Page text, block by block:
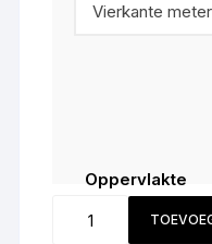
Oppervlakte
Snijverlies (
Totaal
Perfect